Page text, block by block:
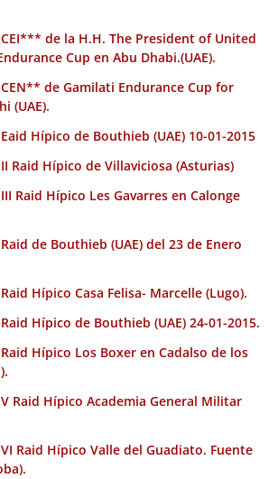
de la H.H. The President of United
Cup en Abu Dhabi.(UAE).
de Gamilati Endurance Cup for
(UAE).
Hípico de Bouthieb (UAE) 10-01-2015
Raid Hípico de Villaviciosa (Asturias)
Raid Hípico Les Gavarres en Calonge
de Bouthieb (UAE) del 23 de Enero
Hípico Casa Felisa- Marcelle (Lugo).
Hípico de Bouthieb (UAE) 24-01-2015.
Hípico Los Boxer en Cadalso de los
Raid Hípico Academia General Militar
Raid Hípico Valle del Guadiato. Fuente